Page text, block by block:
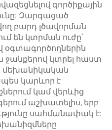
գործիքային
Զարգացած
բարդ լծավորման
են կտրման ուժը՝
օգտագործողներին
ջանքերով կտրել հաստ
մեխանիկական
կարևոր է
կամ վերևից
աշխատելիս, երբ
սահմանափակ է: